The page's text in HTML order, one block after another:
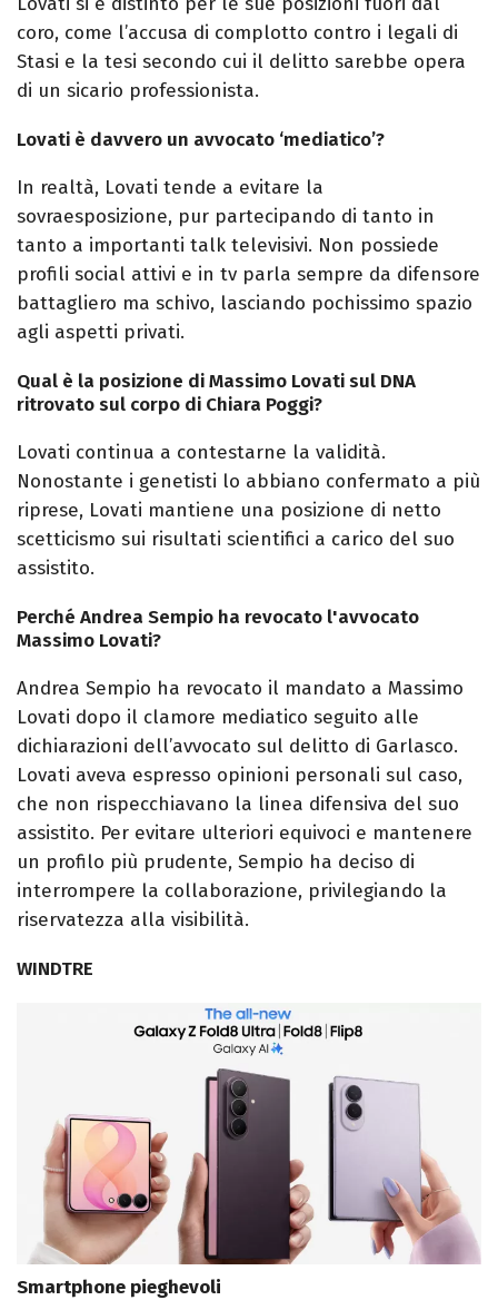
coro, come l’accusa di complotto contro i legali di
Stasi e la tesi secondo cui il delitto sarebbe opera
di un sicario professionista.
Lovati è davvero un avvocato ‘mediatico’?
In realtà, Lovati tende a evitare la
sovraesposizione, pur partecipando di tanto in
tanto a importanti talk televisivi. Non possiede
profili social attivi e in tv parla sempre da difensore
battagliero ma schivo, lasciando pochissimo spazio
agli aspetti privati.
Qual è la posizione di Massimo Lovati sul DNA
ritrovato sul corpo di Chiara Poggi?
Lovati continua a contestarne la validità.
Nonostante i genetisti lo abbiano confermato a più
riprese, Lovati mantiene una posizione di netto
scetticismo sui risultati scientifici a carico del suo
assistito.
Perché Andrea Sempio ha revocato l'avvocato
Massimo Lovati?
Andrea Sempio ha revocato il mandato a Massimo
Lovati dopo il clamore mediatico seguito alle
dichiarazioni dell’avvocato sul delitto di Garlasco.
Lovati aveva espresso opinioni personali sul caso,
che non rispecchiavano la linea difensiva del suo
assistito. Per evitare ulteriori equivoci e mantenere
un profilo più prudente, Sempio ha deciso di
interrompere la collaborazione, privilegiando la
riservatezza alla visibilità.
WINDTRE
Smartphone pieghevoli